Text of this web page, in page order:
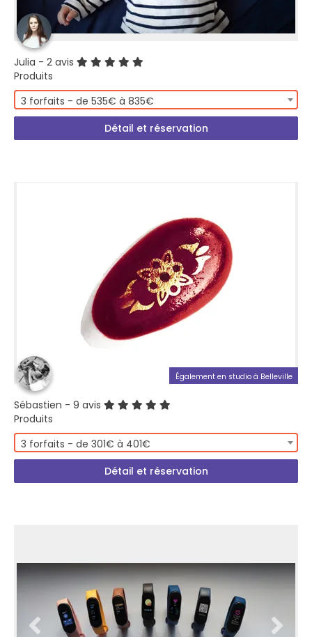
Julia - 2 avis
Produits
3 forfaits - de 535€ à 835€
Détail et réservation
Également en studio à Belleville
Sébastien - 9 avis
Produits
3 forfaits - de 301€ à 401€
Détail et réservation